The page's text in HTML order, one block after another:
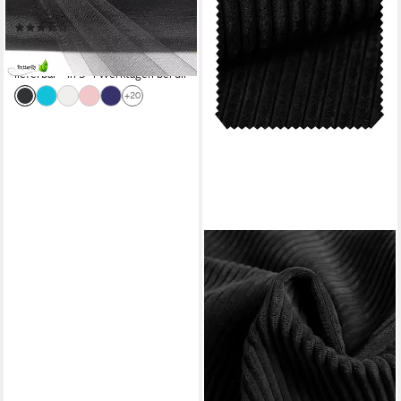
150cm
(3)
15,19 €
(1,52 €/ 1 m)
lieferbar - in 3-4 Werktagen bei dir
+20